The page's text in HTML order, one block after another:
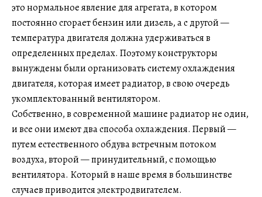
это нормальное явление для агрегата, в котором
постоянно сгорает бензин или дизель, а с другой —
температура двигателя должна удерживаться в
определенных пределах. Поэтому конструкторы
вынуждены были организовать систему охлаждения
двигателя, которая имеет радиатор, в свою очередь
укомплектованный вентилятором.
Собственно, в современной машине радиатор не один,
и все они имеют два способа охлаждения. Первый —
путем естественного обдува встречным потоком
воздуха, второй — принудительный, с помощью
вентилятора. Который в наше время в большинстве
случаев приводится электродвигателем.